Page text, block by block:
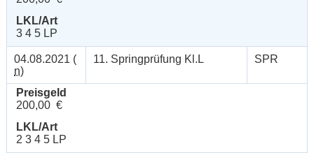
LKL/Art
3 4 5 LP
04.08.2021 (
n)
11. Springprüfung Kl.L SPR
Preisgeld
200,00 €
LKL/Art
2 3 4 5 LP